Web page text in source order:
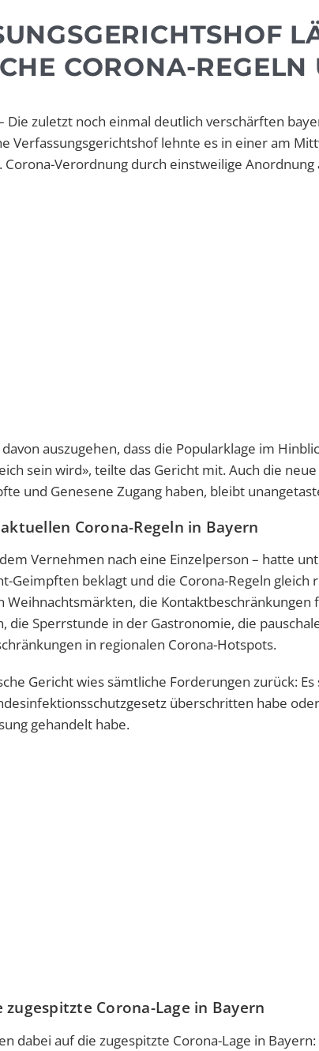
CORONA-REGELN
Die zuletzt noch einmal deutlich verschärften
Verfassungsgerichtshof lehnte es in einer am
Verordnung durch einstweilige Anordnung
davon auszugehen, dass die Popularklage im
sein wird», teilte das Gericht mit. Auch die
und Genesene Zugang haben, bleibt
Corona-Regeln in Bayern
Vernehmen nach eine Einzelperson – hatte
Geimpften beklagt und die Corona-Regeln gleich
Weihnachtsmärkten, die
die Sperrstunde in der Gastronomie, die
in regionalen Corona-Hotspots.
Gericht wies sämtliche Forderungen zurück:
überschritten habe
gehandelt habe.
Corona-Lage in Bayern
dabei auf die zugespitzte Corona-Lage in